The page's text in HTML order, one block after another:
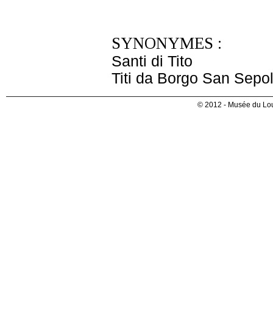
SYNONYMES :
Santi di Tito
Titi da Borgo San
© 2012 - Musée du